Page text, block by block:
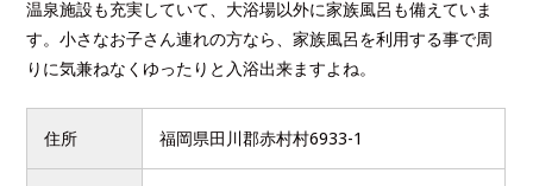
温泉施設も充実していて、大浴場以外に家族風呂も備えていま
す。小さなお子さん連れの方なら、家族風呂を利用する事で周
りに気兼ねなくゆったりと入浴出来ますよね。
住所 福岡県田川郡赤村村6933-1